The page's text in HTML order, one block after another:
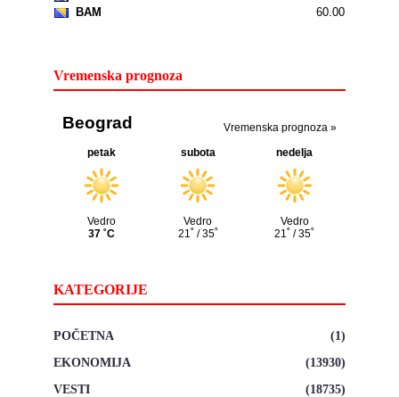
Vremenska prognoza
KATEGORIJE
POČETNA
(1)
EKONOMIJA
(13930)
VESTI
(18735)